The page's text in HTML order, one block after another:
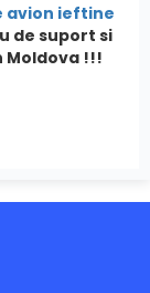
avion ieftine
de suport si
Moldova !!!